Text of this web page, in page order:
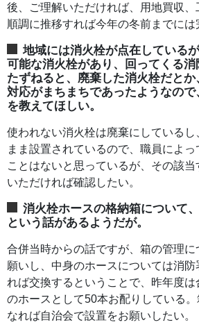
後、ご理解いただければ、用地買収、
順調に推移すれば今年の冬前までには
地域には消火栓が点在している
可能な消火栓があり、回ってくる
たずねると、廃棄した消火栓だとか
対応がまちまちであったようなので
を教えてほしい。
使われない消火栓は廃棄にしている
まま設置されているので、職員によっ
ことはないと思っているが、その該
いただければ確認したい。
消火栓ホースの格納箱について
という話があるようだが。
合併当時からの話ですが、箱の管理
願いし、中身のホースについては消
れば交換するということで、昨年度は
のホースとして50本お配りしている。
なれば自治会で設置をお願いしたい。